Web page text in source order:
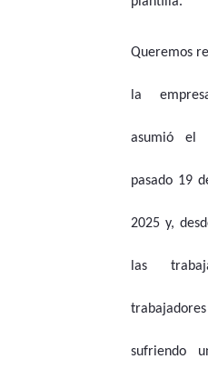
Queremos
la
asumió el
pasado 19
2025 y,
las
sufriendo